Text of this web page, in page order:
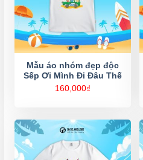
Mẫu áo nhóm đẹp độc
Sếp Ơi Mình Đi Đâu Thế
160,000₫